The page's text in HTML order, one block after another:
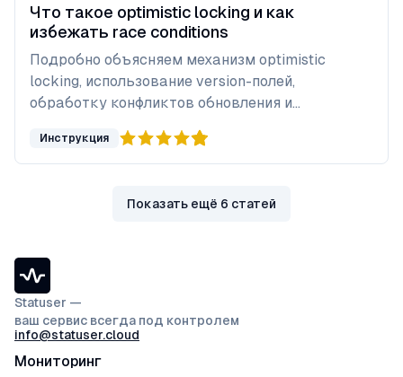
Что такое optimistic locking и как
избежать race conditions
Подробно объясняем механизм optimistic
locking, использование version-полей,
обработку конфликтов обновления и
conditions.
Инструкция
Показать ещё 6 статей
Statuser —
ваш сервис всегда под контролем
info@statuser.cloud
Мониторинг